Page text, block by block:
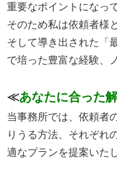
重要なポイントになっ
そのため私は依頼者様
そして導き出された「
で培った豊富な経験、
≪あなたに合った
当事務所では、依頼者
りうる方法、それぞれ
適なプランを提案いた